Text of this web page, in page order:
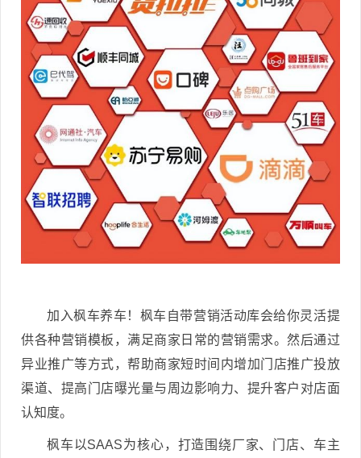
加入枫车养车！枫车自带营销活动库会给你灵活提
供各种营销模板，满足商家日常的营销需求。然后通过
异业推广等方式，帮助商家短时间内增加门店推广投放
渠道、提高门店曝光量与周边影响力、提升客户对店面
认知度。
枫车以SAAS为核心，打造围绕厂家、门店、车主